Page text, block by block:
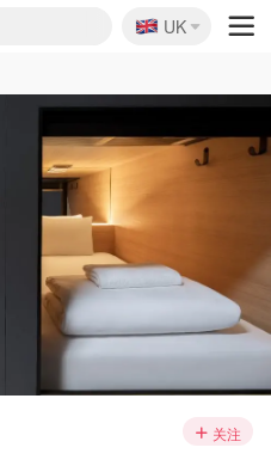
数！
🇬🇧
UK
关注